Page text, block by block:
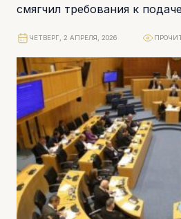
смягчил требования к
физических лиц фактически
ЧЕТВЕРГ, 2 АПРЕЛЯ, 2026